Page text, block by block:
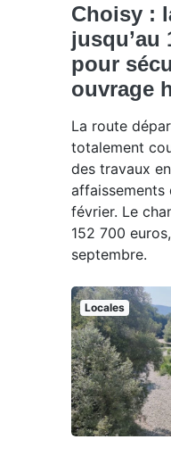
Choisy :
jusqu’au
pour
ouvrage
La route
totalement
des travaux
affaissements
février. Le
152 700
septembre.
Locales